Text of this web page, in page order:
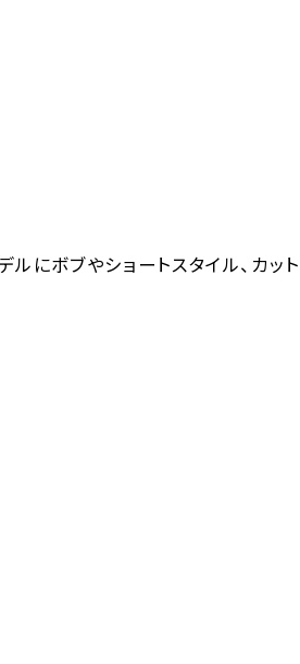
にボブやショートスタイル、カッ